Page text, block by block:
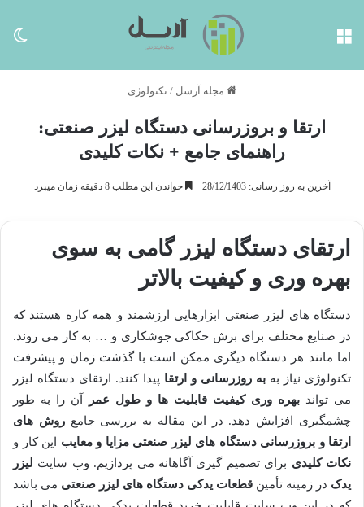
مجله آرسل / تکنولوژی
ارتقا و بروزرسانی دستگاه لیزر صنعتی:
راهنمای جامع + نکات کلیدی
آخرین به روز رسانی: 28/12/1403 خواندن این مطلب 8 دقیقه زمان میبرد
ارتقای دستگاه لیزر گامی به سوی
بهره وری و کیفیت بالاتر
دستگاه های لیزر صنعتی ابزارهایی ارزشمند و همه کاره هستند که
در صنایع مختلف برای برش حکاکی جوشکاری و … به کار می روند.
اما مانند هر دستگاه دیگری ممکن است با گذشت زمان و پیشرفت
تکنولوژی نیاز به به روزرسانی و ارتقا پیدا کنند. ارتقای دستگاه لیزر
می تواند بهره وری کیفیت قابلیت ها و طول عمر
آن را به طور
چشمگیری افزایش دهد. در این مقاله به بررسی جامعروش های
ارتقا و بروزرسانی دستگاه های لیزر صنعتی مزایا و معایب این کار و
نکات کلیدی برای تصمیم گیری آگاهانه می پردازیم. وب سایت لیزر
یدک در زمینه تأمین قطعات یدکی دستگاه های لیزر صنعتی می باشد